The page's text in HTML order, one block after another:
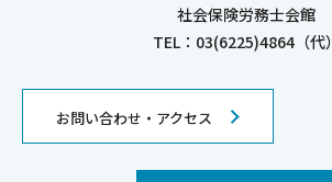
社会保険労務士会館
TEL：03(6225)4864（代）
お問い合わせ・アクセス